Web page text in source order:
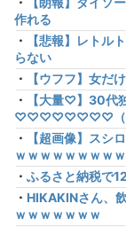
作れる
・
【悲報】レトル
らない
・
【ウフフ】女だ
・
【大量♡】30代
♡♡♡♡♡♡♡♡（画
・
【超画像】スシ
ｗｗｗｗｗｗｗｗ
・ ふるさと納税で
・ HIKAKINさん、
ｗｗｗｗｗｗｗ